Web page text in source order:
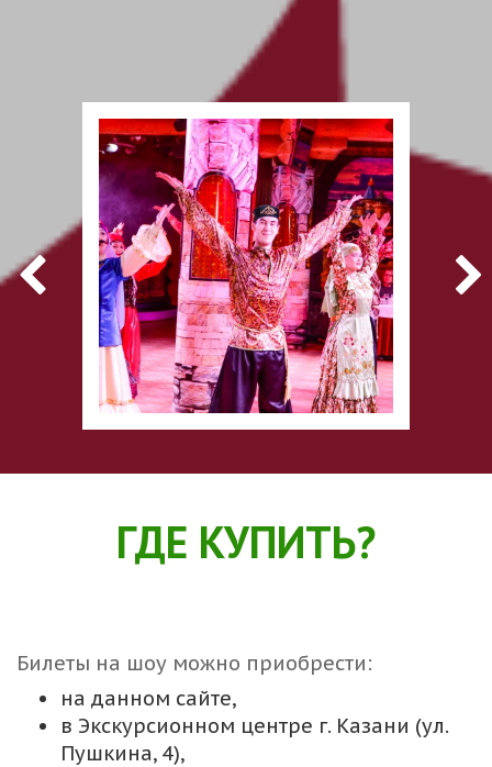
ГДЕ КУПИТЬ?
Билеты на шоу можно приобрести:
на данном сайте,
в Экскурсионном центре г. Казани (ул.
Пушкина, 4),